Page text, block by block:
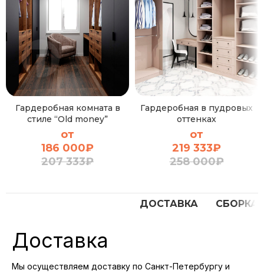
Гардеробная комната в
стиле “Old money”
от
186 000₽
207 333₽
Гардеробная в пудровых
оттенках
от
219 333₽
258 000₽
ДОСТАВКА СБОРКА
Доставка
Мы осуществляем доставку по Санкт-Петербургу и